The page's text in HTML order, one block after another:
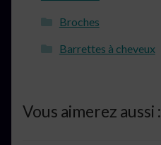
Broches
Barrettes à cheveux
Vous aimerez aussi :